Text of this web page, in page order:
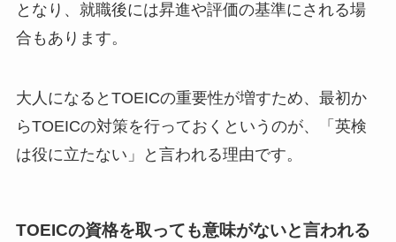
となり、就職後には昇進や評価の基準にされる場
合もあります。
大人になるとTOEICの重要性が増すため、最初か
らTOEICの対策を行っておくというのが、「英検
は役に立たない」と言われる理由です。
TOEICの資格を取っても意味がないと言われる